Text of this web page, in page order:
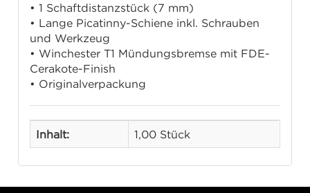
• 1 Schaftdistanzstück (7 mm)
• Lange Picatinny-Schiene inkl. Schrauben
und Werkzeug
• Winchester T1 Mündungsbremse mit FDE-
Cerakote-Finish
• Originalverpackung
Inhalt: 1,00 Stück